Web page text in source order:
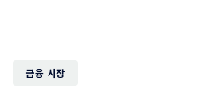
금융 시장